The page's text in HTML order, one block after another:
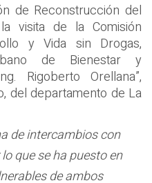
de Reconstrucción del
visita de la Comisión
y Vida sin Drogas,
de Bienestar y
Rigoberto Orellana”,
del departamento de La
de intercambios con
que se ha puesto en
de ambos